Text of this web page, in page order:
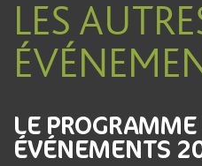
LES
LE
ÉVÉNEMENTS